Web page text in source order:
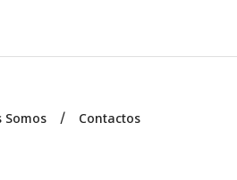
Somos Contactos